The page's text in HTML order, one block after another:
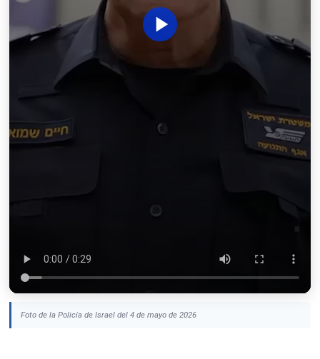
Foto de la Policía de Israel del 4 de mayo de 2026